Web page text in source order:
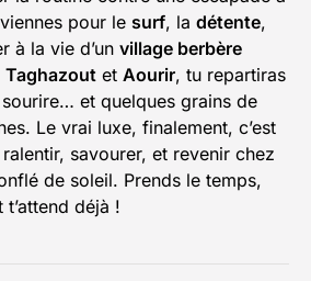
pour le surf, la détente,
à la vie d’un village berbère
Taghazout et Aourir, tu repartiras
et quelques grains de
Le vrai luxe, finalement, c’est
savourer, et revenir chez
de soleil. Prends le temps,
déjà !